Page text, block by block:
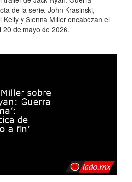
de la serie. John Krasinski,
Kelly y Sienna Miller encabezan el
20 de mayo de 2026.